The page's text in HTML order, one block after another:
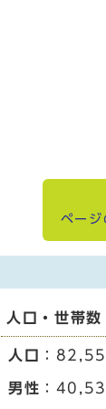
ページ
人口・世帯数
人口 ：
男性 ：